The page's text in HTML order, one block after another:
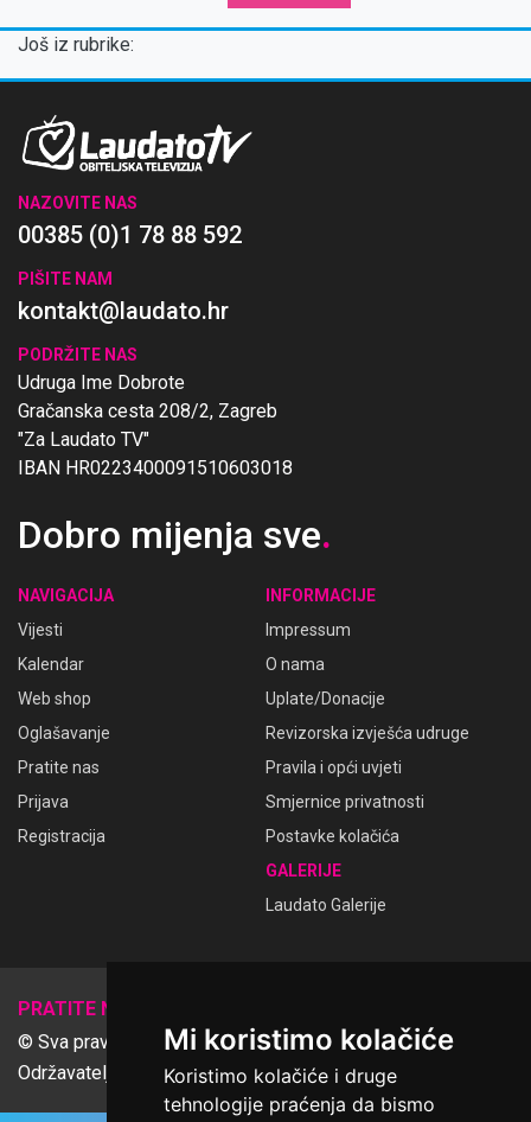
Mi koristimo kolačiće
Koristimo kolačiće i druge
tehnologije praćenja da bismo
Još iz rubrike:
NAZOVITE NAS
00385 (0)1 78 88 592
PIŠITE NAM
kontakt@laudato.hr
PODRŽITE NAS
Udruga Ime Dobrote
Gračanska cesta 208/2, Zagreb
"Za Laudato TV"
IBAN HR0223400091510603018
Dobro mijenja sve.
NAVIGACIJA
Vijesti
Kalendar
Web shop
Oglašavanje
Pratite nas
Prijava
Registracija
INFORMACIJE
Impressum
O nama
Uplate/Donacije
Revizorska izvješća udruge
Pravila i opći uvjeti
Smjernice privatnosti
Postavke kolačića
GALERIJE
Laudato Galerije
PRATITE NAS
© Sva prava pridržana Udruga Ime dobrote
Održavatelj Netcom d.o.o., Riva 6, Rijeka